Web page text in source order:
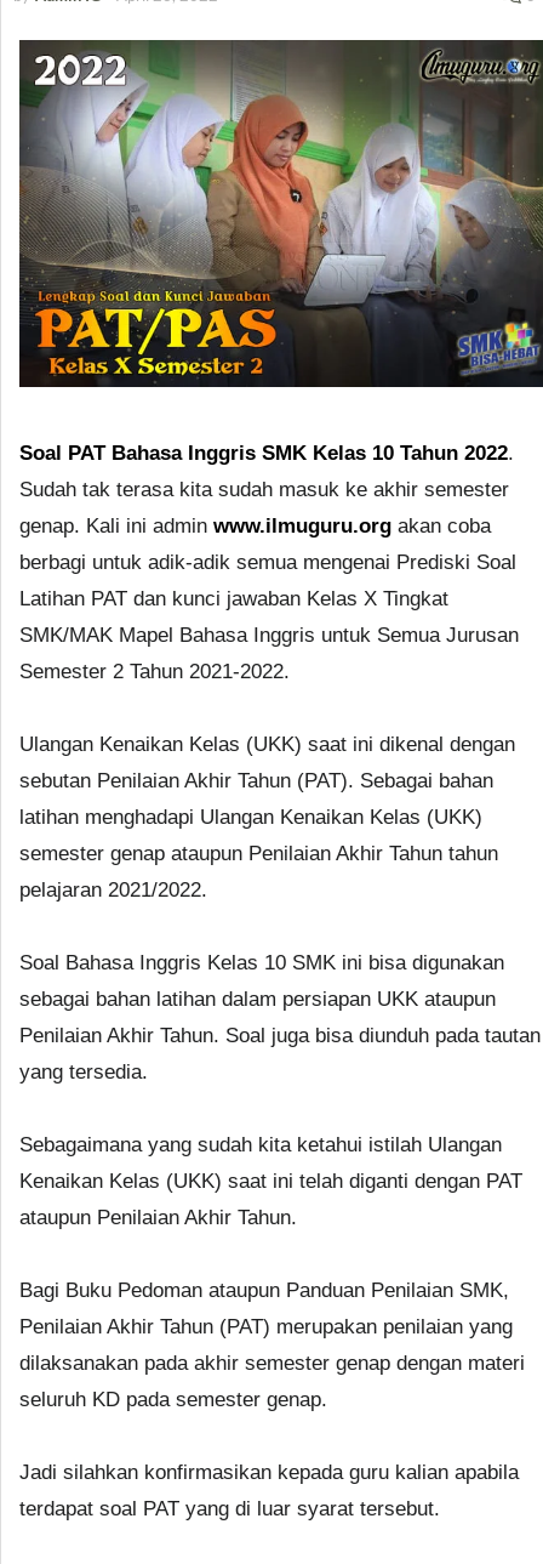
Soal PAT Bahasa Inggris SMK Kelas 10 Tahun 2022.
Sudah tak terasa kita sudah masuk ke akhir semester
genap. Kali ini admin www.ilmuguru.org akan coba
berbagi untuk adik-adik semua mengenai Prediski Soal
Latihan PAT dan kunci jawaban Kelas X Tingkat
SMK/MAK Mapel Bahasa Inggris untuk Semua Jurusan
Semester 2 Tahun 2021-2022.
Ulangan Kenaikan Kelas (UKK) saat ini dikenal dengan
sebutan Penilaian Akhir Tahun (PAT). Sebagai bahan
latihan menghadapi Ulangan Kenaikan Kelas (UKK)
semester genap ataupun Penilaian Akhir Tahun tahun
pelajaran 2021/2022.
Soal Bahasa Inggris Kelas 10 SMK ini bisa digunakan
sebagai bahan latihan dalam persiapan UKK ataupun
Penilaian Akhir Tahun. Soal juga bisa diunduh pada tautan
yang tersedia.
Sebagaimana yang sudah kita ketahui istilah Ulangan
Kenaikan Kelas (UKK) saat ini telah diganti dengan PAT
ataupun Penilaian Akhir Tahun.
Bagi Buku Pedoman ataupun Panduan Penilaian SMK,
Penilaian Akhir Tahun (PAT) merupakan penilaian yang
dilaksanakan pada akhir semester genap dengan materi
seluruh KD pada semester genap.
Jadi silahkan konfirmasikan kepada guru kalian apabila
terdapat soal PAT yang di luar syarat tersebut.